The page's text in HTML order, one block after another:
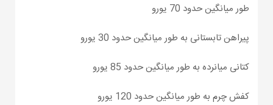
طور میانگین حدود 70 یورو
پیراهن تابستانی به طور میانگین حدود 30 یورو
کتانی میانرده به طور میانگین حدود 85 یورو
کفش چرم به طور میانگین حدود 120 یورو